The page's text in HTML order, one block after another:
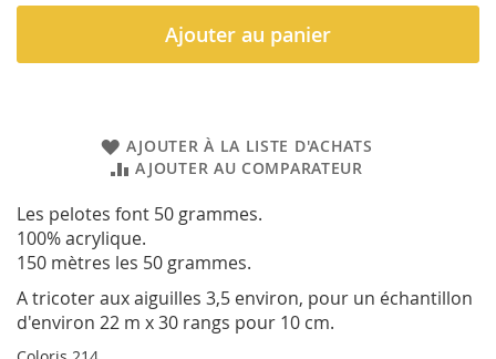
Ajouter au panier
AJOUTER À LA LISTE D'ACHATS
AJOUTER AU COMPARATEUR
Les pelotes font 50 grammes.
100% acrylique.
150 mètres les 50 grammes.
A tricoter aux aiguilles 3,5 environ, pour un échantillon
d'environ 22 m x 30 rangs pour 10 cm.